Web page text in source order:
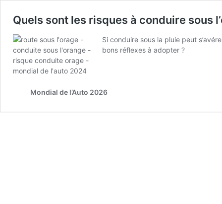
Quels sont les risques à conduire sous
Si conduire sous la pluie peut
bons réflexes à adopter ?
Mondial de l’Auto 2026